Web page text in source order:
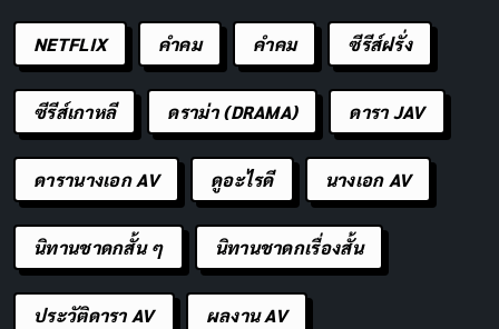
NETFLIX คำคม คําคม ซีรีส์ฝรั่ง
ซีรีส์เกาหลี ดราม่า (DRAMA) ดารา JAV
ดารานางเอก AV ดูอะไรดี นางเอก AV
นิทานชาดกสั้น ๆ นิทานชาดกเรื่องสั้น
ประวัติดารา AV ผลงาน AV